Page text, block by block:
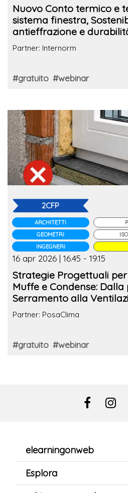
Nuovo Conto termico e
sistema finestra,
antieffrazione e
Partner: Internorm
#gratuito #webinar
2CFP
ARCHITETTI
GEOMETRI
INGEGNERI
16 apr 2026 | 16.45 - 19.15
Strategie Progettuali
Muffe e Condense: Dalla
Serramento alla
Controllata
Partner: PosaClima
#gratuito #webinar
elearningonweb
Esplora